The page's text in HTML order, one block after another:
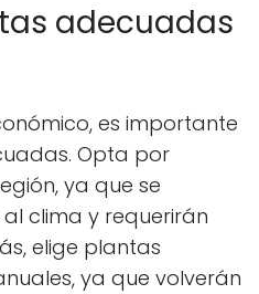
adecuadas
es importante
Opta por
ya que se
clima y requerirán
elige plantas
ya que volverán